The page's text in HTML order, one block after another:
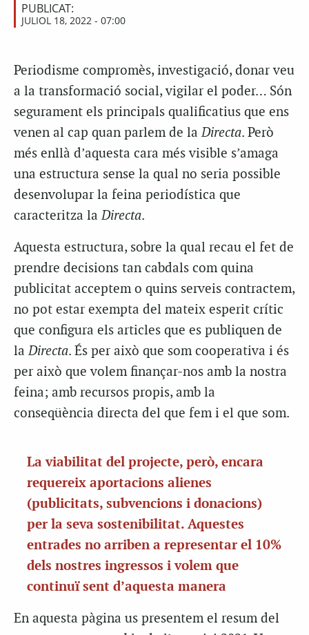
PUBLICAT:
JULIOL 18, 2022 - 07:00
Periodisme compromès, investigació, donar veu
a la transformació social, vigilar el poder… Són
segurament els principals qualificatius que ens
venen al cap quan parlem de laDirecta. Però
més enllà d’aquesta cara més visible s’amaga
una estructura sense la qual no seria possible
desenvolupar la feina periodística que
caracteritza laDirecta.
Aquesta estructura, sobre la qual recau el fet de
prendre decisions tan cabdals com quina
publicitat acceptem o quins serveis contractem,
no pot estar exempta del mateix esperit crític
que configura els articles que es publiquen de
laDirecta. És per això que som cooperativa i és
per això que volem finançar-nos amb la nostra
feina; amb recursos propis, amb la
conseqüència directa del que fem i el que som.
La viabilitat del projecte, però, encara
requereix aportacions alienes
(publicitats, subvencions i donacions)
per la seva sostenibilitat. Aquestes
entrades no arriben a representar el 10%
dels nostres ingressos i volem que
continuï sent d’aquesta manera
En aquesta pàgina us presentem el resum del